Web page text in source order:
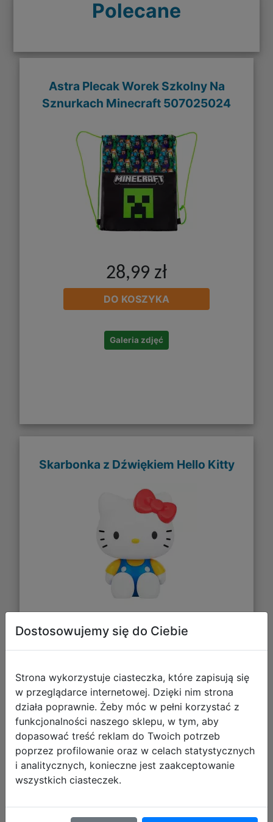
Polecane
Astra Plecak Worek Szkolny Na
Sznurkach Minecraft 507025024
28,99 zł
DO KOSZYKA
Galeria zdjęć
Skarbonka z Dźwiękiem Hello Kitty
71,65 zł
Galeria zdjęć
Dostosowujemy się do Ciebie
Strona wykorzystuje ciasteczka, które zapisują się
w przeglądarce internetowej. Dzięki nim strona
działa poprawnie. Żeby móc w pełni korzystać z
funkcjonalności naszego sklepu, w tym, aby
dopasować treść reklam do Twoich potrzeb
poprzez profilowanie oraz w celach statystycznych
i analitycznych, konieczne jest zaakceptowanie
wszystkich ciasteczek.